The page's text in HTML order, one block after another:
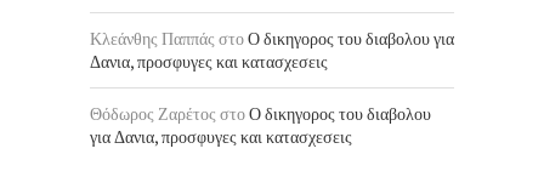
Κλεάνθης Παππάς στοΟ δικηγορος του διαβολου για
Δανια, προσφυγες και κατασχεσεις
Θόδωρος Ζαρέτος στοΟ δικηγορος του διαβολου
για Δανια, προσφυγες και κατασχεσεις